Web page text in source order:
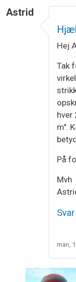
Astrid
Hej
Tak
hver
m".
På
Mvh
Svar
man,